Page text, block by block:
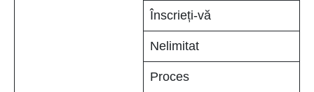
Înscrieți-vă
Nelimitat
Proces